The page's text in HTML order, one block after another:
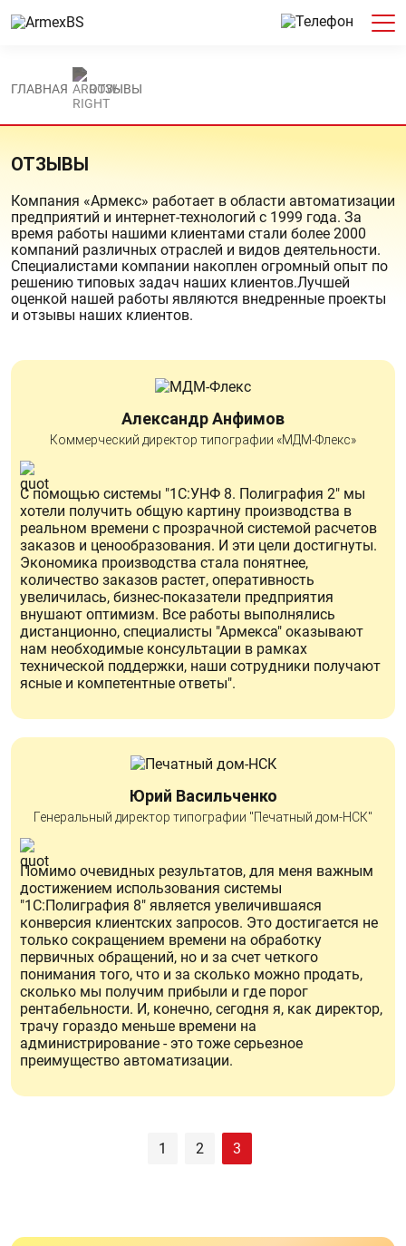
ГЛАВНАЯ ОТЗЫВЫ
ОТЗЫВЫ
Компания «Армекс» работает в области автоматизации
предприятий и интернет-технологий с 1999 года. За
время работы нашими клиентами стали более 2000
компаний различных отраслей и видов деятельности.
Специалистами компании накоплен огромный опыт по
решению типовых задач наших клиентов.Лучшей
оценкой нашей работы являются внедренные проекты
и отзывы наших клиентов.
Александр Анфимов
Коммерческий директор типографии «МДМ-Флекс»
С помощью системы "1С:УНФ 8. Полиграфия 2" мы
хотели получить общую картину производства в
реальном времени с прозрачной системой расчетов
заказов и ценообразования. И эти цели достигнуты.
Экономика производства стала понятнее,
количество заказов растет, оперативность
увеличилась, бизнес-показатели предприятия
внушают оптимизм. Все работы выполнялись
дистанционно, специалисты "Армекса" оказывают
нам необходимые консультации в рамках
технической поддержки, наши сотрудники получают
ясные и компетентные ответы".
Юрий Васильченко
Генеральный директор типографии "Печатный дом-НСК"
Помимо очевидных результатов, для меня важным
достижением использования системы
"1С:Полиграфия 8" является увеличившаяся
конверсия клиентских запросов. Это достигается не
только сокращением времени на обработку
первичных обращений, но и за счет четкого
понимания того, что и за сколько можно продать,
сколько мы получим прибыли и где порог
рентабельности. И, конечно, сегодня я, как директор,
трачу гораздо меньше времени на
администрирование - это тоже серьезное
преимущество автоматизации.
1 2 3